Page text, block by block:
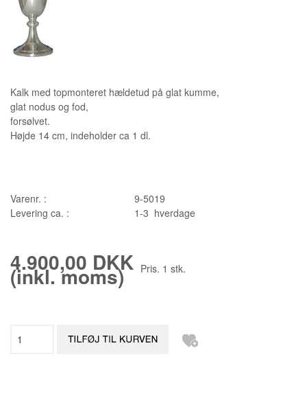
Kalk med topmonteret hældetud på glat kumme,
glat nodus og fod,
forsølvet.
Højde 14 cm, indeholder ca 1 dl.
Varenr. :
9-5019
Levering ca. :
1-3 hverdage
4.900,00 DKK
(inkl. moms) Pris. 1 stk.